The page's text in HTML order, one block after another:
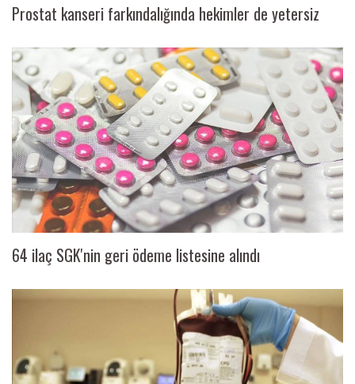
Prostat kanseri farkındalığında hekimler de yetersiz
64 ilaç SGK'nin geri ödeme listesine alındı